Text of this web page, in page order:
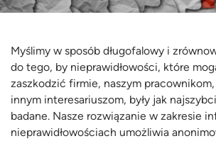
Myślimy w sposób długofalowy i
do tego, by nieprawidłowości, które
zaszkodzić firmie, naszym
innym interesariuszom, były jak
badane. Nasze rozwiązanie w zakresie
nieprawidłowościach umożliwia